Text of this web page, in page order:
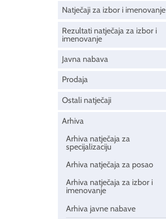
Natječaji za izbor i imenovanje
Rezultati natječaja za izbor i
imenovanje
Javna nabava
Prodaja
Ostali natječaji
Arhiva
Arhiva natječaja za
specijalizaciju
Arhiva natječaja za posao
Arhiva natječaja za izbor i
imenovanje
Arhiva javne nabave